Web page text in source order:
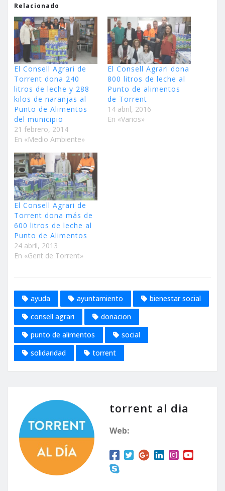
Relacionado
El Consell Agrari de
Torrent dona 240
litros de leche y 288
kilos de naranjas al
Punto de Alimentos
del municipio
21 febrero, 2014
En «Medio Ambiente»
El Consell Agrari dona
800 litros de leche al
Punto de alimentos
de Torrent
14 abril, 2016
En «Varios»
El Consell Agrari de
Torrent dona más de
600 litros de leche al
Punto de Alimentos
24 abril, 2013
En «Gent de Torrent»
ayuda ayuntamiento
bienestar social
consell agrari
donacion
punto de alimentos
social
solidaridad
torrent
torrent al dia
Web: